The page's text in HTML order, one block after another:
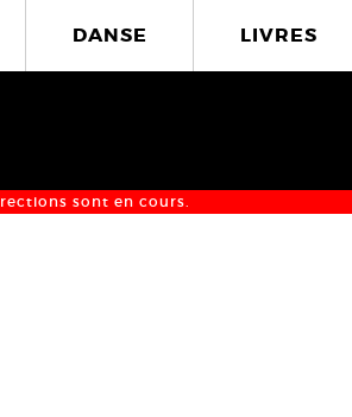
DANSE LIVRES
sont en cours.